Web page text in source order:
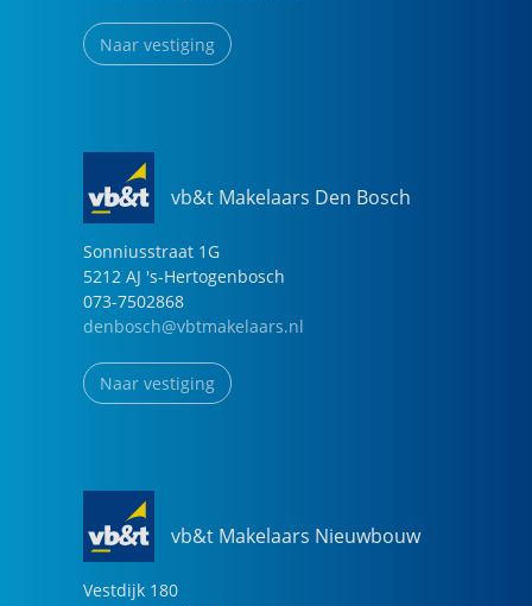
Naar vestiging
vb&t Makelaars Den Bosch
Sonniusstraat 1G
5212 AJ 's-Hertogenbosch
073-7502868
denbosch@vbtmakelaars.nl
Naar vestiging
vb&t Makelaars Nieuwbouw
Vestdijk 180